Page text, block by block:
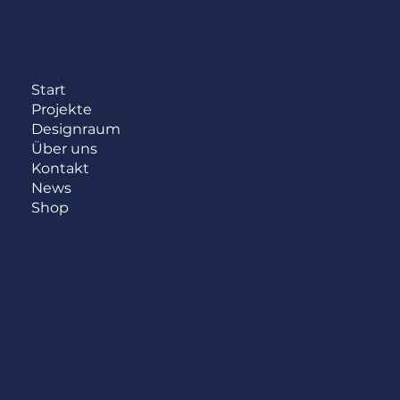
Start
Projekte
Designraum
Über uns
Kontakt
News
Shop